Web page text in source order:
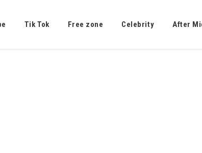
Tik Tok Free zone Celebrity After